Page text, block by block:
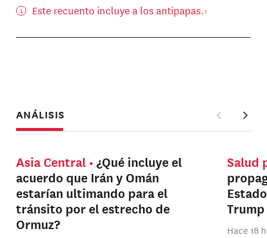
Este recuento incluye a los antipapas.
ANÁLISIS
Asia Central
¿Qué incluye el
acuerdo que Irán y Omán
estarían ultimando para el
tránsito por el estrecho de
Ormuz?
Salud
Trump
Hace 18